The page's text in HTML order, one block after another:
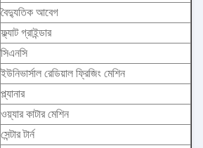
বৈদ্যুতিক আবেগ
ফ্ল্যাট গ্রাইন্ডার
সিএনসি
ইউনিভার্সাল রেডিয়াল ফ্রিজিং মেশিন
প্ল্যানার
ওয়্যার কাটার মেশিন
সেন্টার টার্ন